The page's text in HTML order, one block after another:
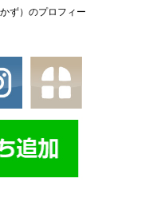
ず）のプロフィー